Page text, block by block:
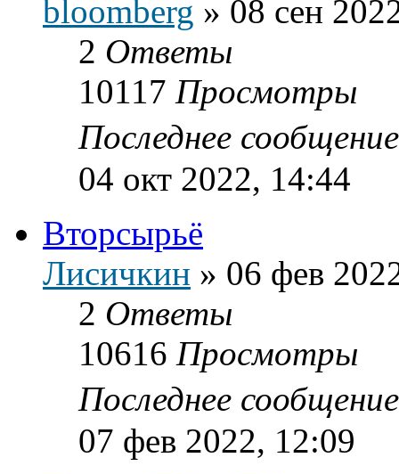
bloomberg » 08 сен
2 Ответы
10117 Просмотры
Последнее
04 окт 2022, 14:44
Вторсырьё
Лисичкин » 06 фев
2 Ответы
10616 Просмотры
Последнее
07 фев 2022, 12:09